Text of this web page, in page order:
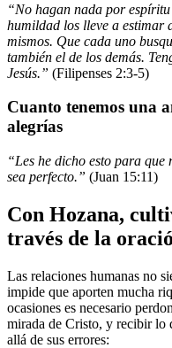
“No hagan nada por
humildad los lleve a estimar
mismos. Que cada uno
también el de los demás.
Jesús.” (Filipenses 2:3-5)
Cuanto tenemos una
alegrías
“Les he dicho esto para que
sea perfecto.” (Juan 15:11)
Con Hozana,
través de la
Las relaciones humanas no
impide que aporten mucha
ocasiones es necesario
mirada de Cristo, y recibir lo
allá de sus errores: